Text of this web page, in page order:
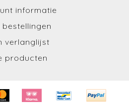
informatie
bestellingen
verlanglijst
producten